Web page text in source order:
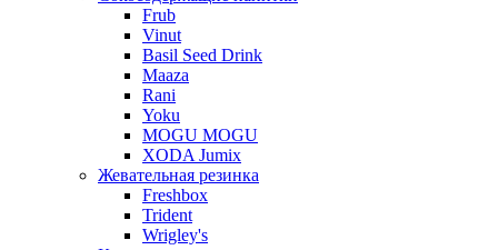
Frub
Vinut
Basil Seed Drink
Maaza
Rani
Yoku
MOGU MOGU
XODA Jumix
Жевательная резинка
Freshbox
Trident
Wrigley's